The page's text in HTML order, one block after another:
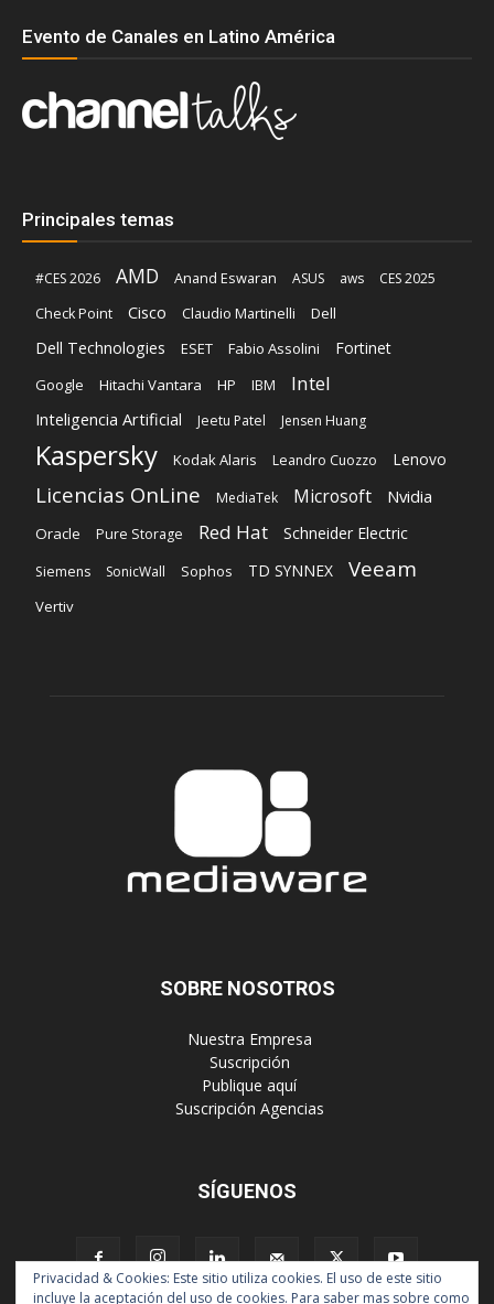
Evento de Canales en Latino América
Principales temas
#CES 2026 AMD Anand Eswaran ASUS aws
CES 2025
Check Point
Cisco Claudio Martinelli Dell
Dell Technologies ESET Fabio Assolini Fortinet
Google Hitachi Vantara HP IBM Intel
Inteligencia Artificial Jeetu Patel Jensen Huang
Kaspersky Kodak Alaris Leandro Cuozzo Lenovo
Licencias OnLine MediaTek Microsoft Nvidia
Oracle Pure Storage Red Hat Schneider Electric
Siemens SonicWall Sophos TD SYNNEX Veeam
Vertiv
SOBRE NOSOTROS
‎ Nuestra Empresa
‎ Suscripción
‎ Publique aquí
‎ Suscripción Agencias
SÍGUENOS
Privacidad & Cookies: Este sitio utiliza cookies. El uso de este sitio
incluye la aceptación del uso de cookies. Para saber mas sobre como